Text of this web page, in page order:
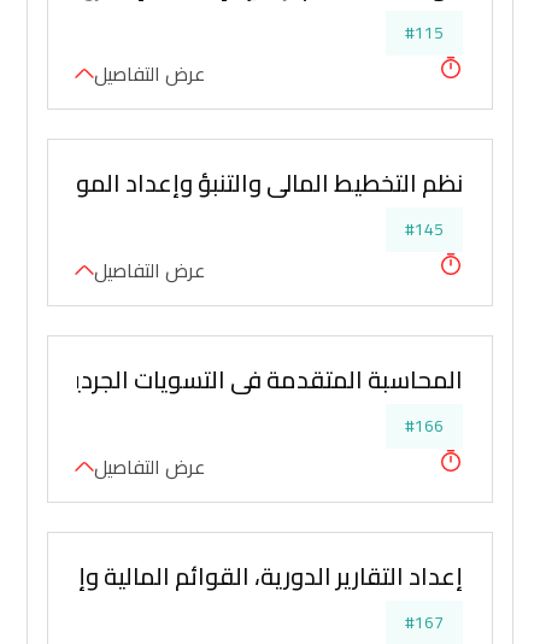
#115
عرض التفاصيل
نظم التخطيط المالي والتنبؤ وإعداد الموازنات
#145
عرض التفاصيل
المحاسبة المتقدمة في التسويات الجردية
#166
عرض التفاصيل
إعداد التقارير الدورية، القوائم المالية
#167